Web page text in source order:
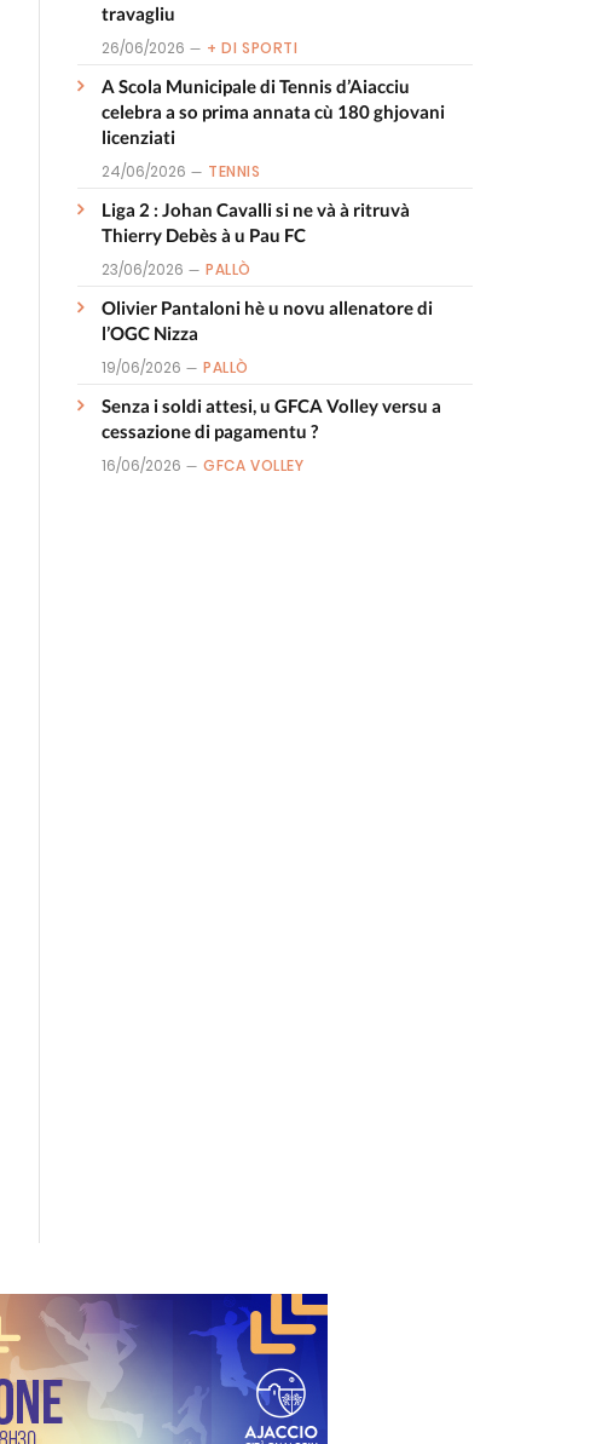
travagliu
26/06/2026 + DI SPORTI
A Scola Municipale di Tennis d’Aiacciu
celebra a so prima annata cù 180 ghjovani
licenziati
24/06/2026 TENNIS
Liga 2 : Johan Cavalli si ne và à ritruvà
Thierry Debès à u Pau FC
23/06/2026 PALLÒ
Olivier Pantaloni hè u novu allenatore di
l’OGC Nizza
19/06/2026 PALLÒ
Senza i soldi attesi, u GFCA Volley versu a
cessazione di pagamentu ?
16/06/2026 GFCA VOLLEY